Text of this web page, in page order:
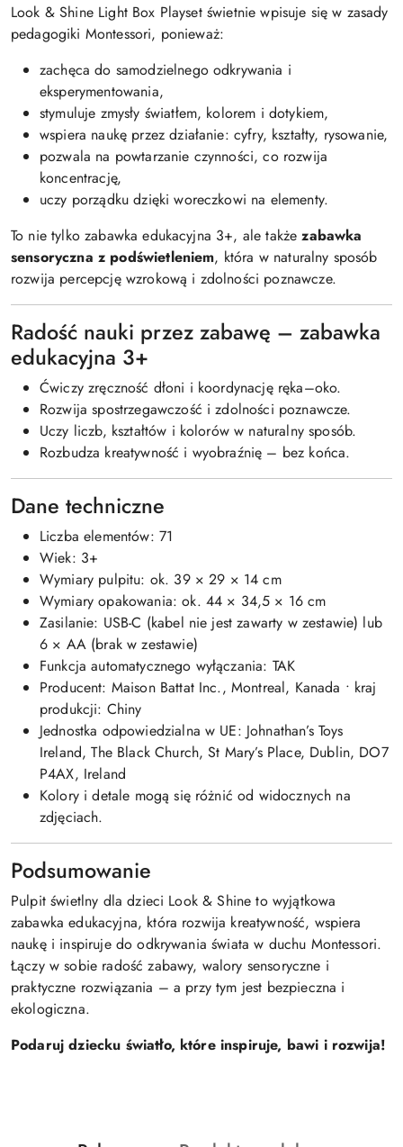
Look & Shine Light Box Playset świetnie wpisuje się w zasady
pedagogiki Montessori, ponieważ:
zachęca do samodzielnego odkrywania i
eksperymentowania,
stymuluje zmysły światłem, kolorem i dotykiem,
wspiera naukę przez działanie: cyfry, kształty, rysowanie,
pozwala na powtarzanie czynności, co rozwija
koncentrację,
uczy porządku dzięki woreczkowi na elementy.
To nie tylko zabawka edukacyjna 3+, ale także zabawka
sensoryczna z podświetleniem, która w naturalny sposób
rozwija percepcję wzrokową i zdolności poznawcze.
Radość nauki przez zabawę – zabawka
edukacyjna 3+
Ćwiczy zręczność dłoni i koordynację ręka–oko.
Rozwija spostrzegawczość i zdolności poznawcze.
Uczy liczb, kształtów i kolorów w naturalny sposób.
Rozbudza kreatywność i wyobraźnię – bez końca.
Dane techniczne
Liczba elementów: 71
Wiek: 3+
Wymiary pulpitu: ok. 39 × 29 × 14 cm
Wymiary opakowania: ok. 44 × 34,5 × 16 cm
Zasilanie: USB-C (kabel nie jest zawarty w zestawie) lub
6 × AA (brak w zestawie)
Funkcja automatycznego wyłączania: TAK
Producent: Maison Battat Inc., Montreal, Kanada • kraj
produkcji: Chiny
Jednostka odpowiedzialna w UE: Johnathan’s Toys
Ireland, The Black Church, St Mary’s Place, Dublin, DO7
P4AX, Ireland
Kolory i detale mogą się różnić od widocznych na
zdjęciach.
Podsumowanie
Pulpit świetlny dla dzieci Look & Shine to wyjątkowa
zabawka edukacyjna, która rozwija kreatywność, wspiera
naukę i inspiruje do odkrywania świata w duchu Montessori.
Łączy w sobie radość zabawy, walory sensoryczne i
praktyczne rozwiązania – a przy tym jest bezpieczna i
ekologiczna.
Podaruj dziecku światło, które inspiruje, bawi i rozwija!